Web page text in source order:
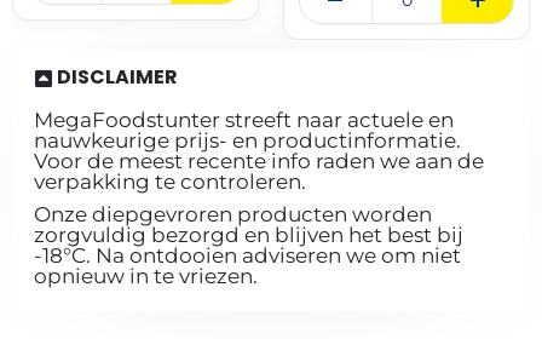
DISCLAIMER
MegaFoodstunter streeft naar actuele en
nauwkeurige prijs- en productinformatie.
Voor de meest recente info raden we aan de
verpakking te controleren.
Onze diepgevroren producten worden
zorgvuldig bezorgd en blijven het best bij
-18°C. Na ontdooien adviseren we om niet
opnieuw in te vriezen.